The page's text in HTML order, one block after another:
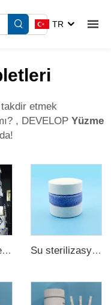
TR
etmek
, DEVELOP Yüzme
Zps100-10 serisi büyük döner tablet baskı Su sterilizasyonu tcca klor tablet 3 inçlik trikloroisocianurik asit